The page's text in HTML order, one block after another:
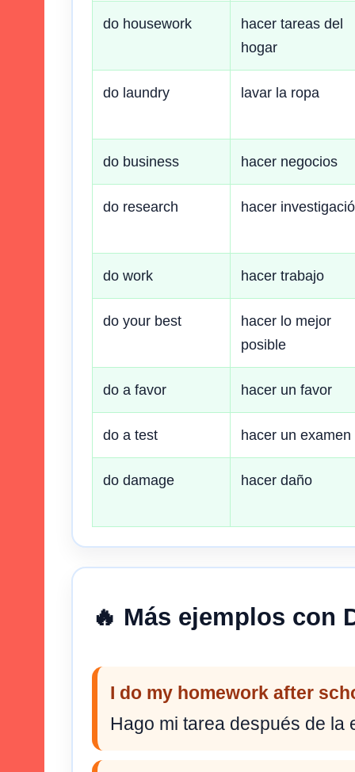
do housework
hacer tareas del
hogar
do laundry lavar la ropa
do business hacer negocios
do research hacer
do work hacer trabajo
do your best
hacer lo mejor
posible
do a favor hacer un favor
do a test hacer un examen
do damage hacer daño
🔥 Más ejemplos con
I do my homework after
Hago mi tarea después de la